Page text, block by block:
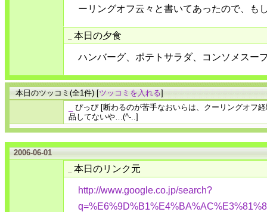
ーリングオフ云々と書いてあったので、も
本日の夕食
ハンバーグ、ポテトサラダ、コンソメスー
本日のツッコミ(全1件) [ツッコミを入れる]
ぴっぴ[断わるのが苦手なおいらは、クーリングオフ
品してないや…(^-..]
2006-06-01
本日のリンク元
http://www.google.co.jp/search?